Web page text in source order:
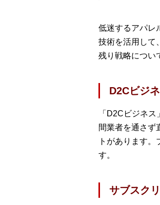
低迷するアパレ
技術を活用して
残り戦略につい
D2Cビジ
「D2Cビジネ
間業者を通さず
トがあります
す。
サブスク